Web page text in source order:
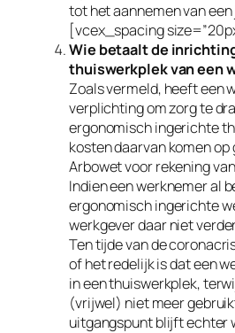
tot het aannemen van
[vcex_spacing
Wie betaalt de
thuiswerkplek van een
Zoals vermeld, heeft een
verplichting om zorg te
ergonomisch ingerichte
kosten daarvan komen op
Arbowet voor rekening
Indien een werknemer al
ergonomisch ingerichte
werkgever daar niet
Ten tijde van de
of het redelijk is dat een
in een thuiswerkplek,
(vrijwel) niet meer
uitgangspunt blijft echter